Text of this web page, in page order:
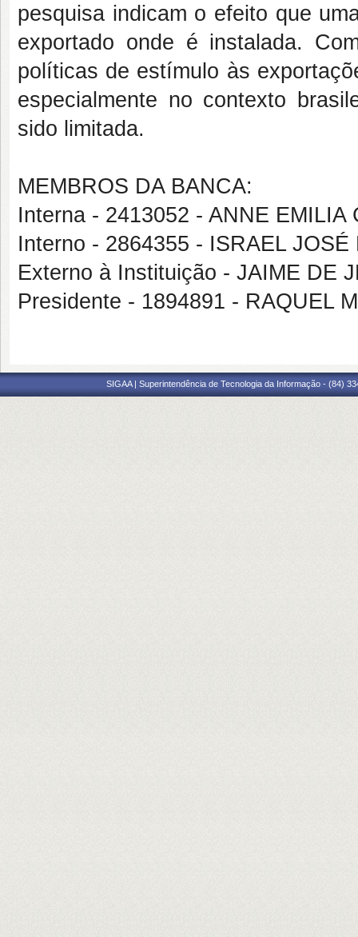
pesquisa indicam o efeito que
exportado onde é instalada.
políticas de estímulo às
especialmente no contexto
sido limitada.
MEMBROS DA BANCA:
Interna - 2413052 - ANNE EMILIA
Interno - 2864355 - ISRAEL
Externo à Instituição - JAIME DE
Presidente - 1894891 - RAQUEL
SIGAA | Superintendência de Tecnologia da Informação - (84)